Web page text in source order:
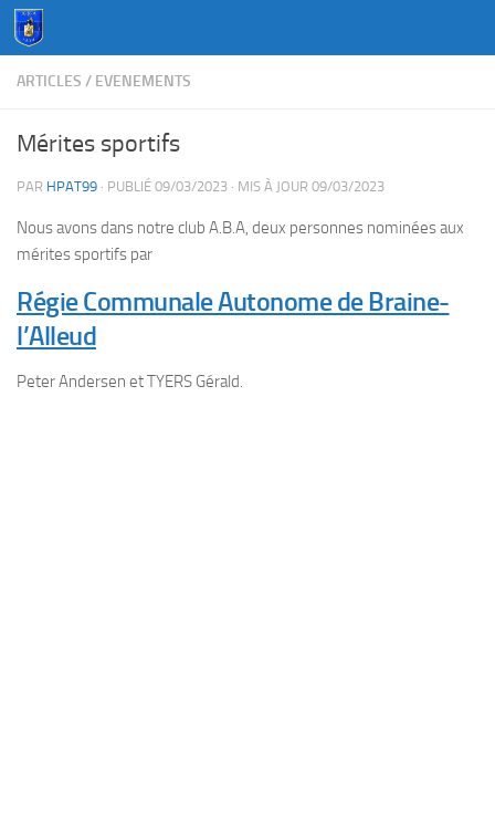
Au dessous du contenu
ARTICLES / EVENEMENTS
Mérites sportifs
PAR HPAT99 · PUBLIÉ 09/03/2023 · MIS À JOUR 09/03/2023
Nous avons dans notre club A.B.A, deux personnes nominées aux
mérites sportifs par
Régie Communale Autonome de Braine-
l’Alleud
Peter Andersen et TYERS Gérald.